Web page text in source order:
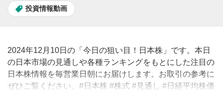
投資情報動画
2024年12月10日の「今日の狙い目！日本株」です。本日
の日本市場の見通しや各種ランキングをもとにした注目の
日本株情報を毎営業日朝にお届けします。お取引の参考に
ぜひご覧ください。#日本株 #株式 #見通し #日経平均株価